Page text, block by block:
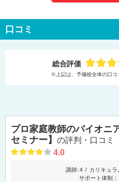
口コミ
総合評価
※上記は、予備校全体の口コ
プロ家庭教師のパイオニ
セミナー】 の評判・口コミ
4.0
講師: 4 カリキュラ
サポート体制：